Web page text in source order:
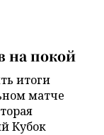
на покой
итоги
матче
Кубок